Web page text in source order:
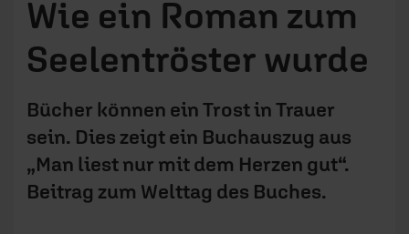
Wie ein Roman zum
Seelentröster wurde
Bücher können ein Trost in Trauer
sein. Dies zeigt ein Buchauszug aus
„Man liest nur mit dem Herzen gut“.
Beitrag zum Welttag des Buches.